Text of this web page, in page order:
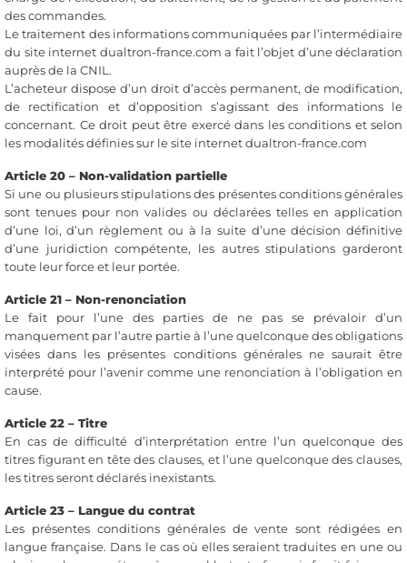
des commandes.
Le traitement des informations communiquées par l’intermédiaire
du site internet dualtron-france.com a fait l’objet d’une déclaration
auprès de la CNIL.
L’acheteur dispose d’un droit d’accès permanent, de modification,
de rectification et d’opposition s’agissant des informations le
concernant. Ce droit peut être exercé dans les conditions et selon
les modalités définies sur le site internet dualtron-france.com
Article 20 – Non-validation partielle
Si une ou plusieurs stipulations des présentes conditions générales
sont tenues pour non valides ou déclarées telles en application
d’une loi, d’un règlement ou à la suite d’une décision définitive
d’une juridiction compétente, les autres stipulations garderont
toute leur force et leur portée.
Article 21 – Non-renonciation
Le fait pour l’une des parties de ne pas se prévaloir d’un
manquement par l’autre partie à l’une quelconque des obligations
visées dans les présentes conditions générales ne saurait être
interprété pour l’avenir comme une renonciation à l’obligation en
cause.
Article 22 – Titre
En cas de difficulté d’interprétation entre l’un quelconque des
titres figurant en tête des clauses, et l’une quelconque des clauses,
les titres seront déclarés inexistants.
Article 23 – Langue du contrat
Les présentes conditions générales de vente sont rédigées en
langue française. Dans le cas où elles seraient traduites en une ou